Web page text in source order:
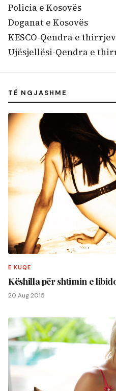
Policia e Kosovës
Doganat e Kosovës
KESCO-Qendra e
Ujësjellësi-Qendra e
TË NGJASHME
E KUQE
Këshilla për shtimin e
20 Aug 2015